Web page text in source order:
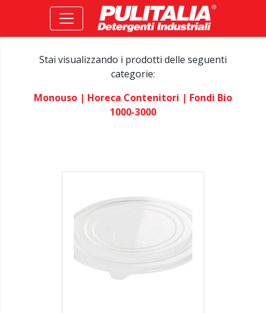
Stai visualizzando i prodotti delle seguenti
categorie:
Monouso | Horeca Contenitori | Fondi Bio
1000-3000